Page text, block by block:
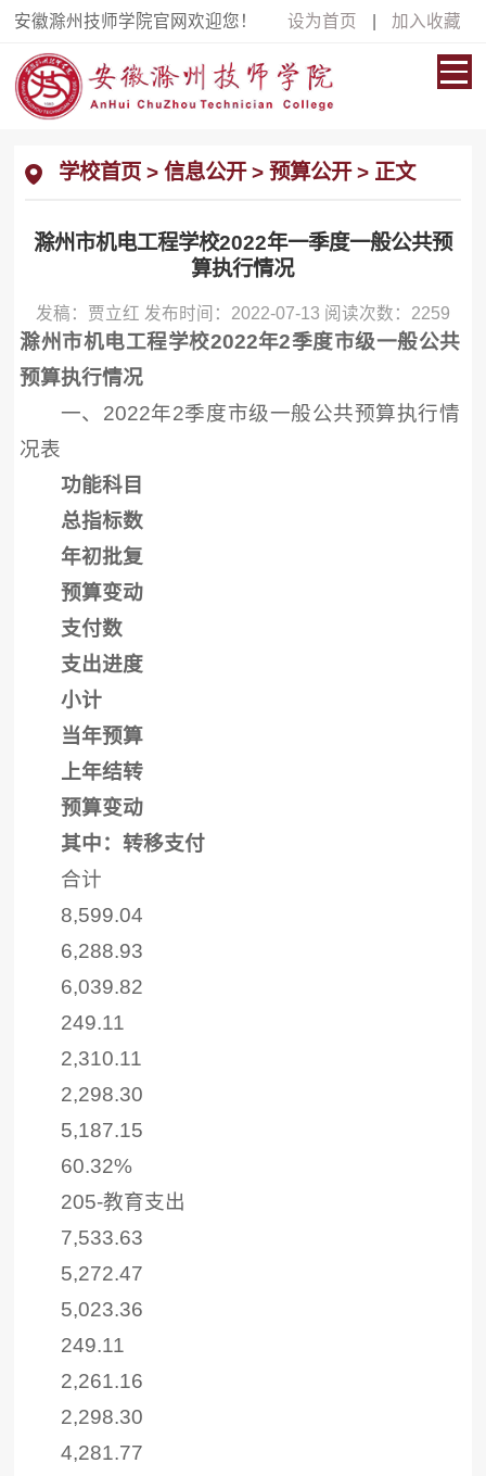
安徽滁州技师学院官网欢迎您！ 设为首页 加入收藏
学校首页 >信息公开>预算公开> 正文
滁州市机电工程学校2022年一季度一般公共预
算执行情况
发稿：贾立红 发布时间：2022-07-13 阅读次数： 2259
滁州市机电工程学校2022年2季度市级一般公共
预算执行情况
一、2022年2季度市级一般公共预算执行情
况表
功能科目
总指标数
年初批复
预算变动
支付数
支出进度
小计
当年预算
上年结转
预算变动
其中：转移支付
合计
8,599.04
6,288.93
6,039.82
249.11
2,310.11
2,298.30
5,187.15
60.32%
205-教育支出
7,533.63
5,272.47
5,023.36
249.11
2,261.16
2,298.30
4,281.77